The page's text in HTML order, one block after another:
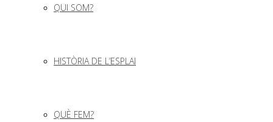
QUI SOM?
HISTÒRIA DE L’ESPLAI
QUÈ FEM?